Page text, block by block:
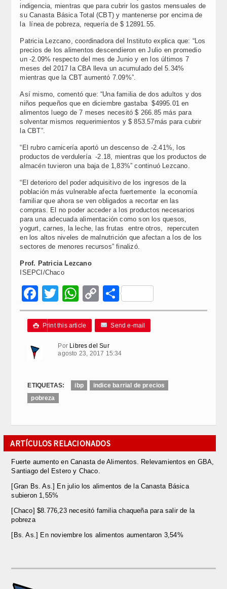
indigencia, mientras que para cubrir los gastos mensuales de
su Canasta Básica Total (CBT) y mantenerse por encima de
la línea de pobreza, requería de $ 12891.55.
Patricia Lezcano, coordinadora del Instituto explica que: “Los
precios de los alimentos descendieron en Julio en promedio
un -2.09% respecto del mes de Junio y en los últimos 7
meses del 2017 la CBA lleva un acumulado del 5.34%
mientras que la CBT aumentó 7.09%”.
Así mismo, comentó que: “Una familia de dos adultos y dos
niños pequeños que en diciembre gastaba $4995.01 en
alimentos luego de 7 meses necesitó $ 266.85 más para
solventar mismos requerimientos y $ 853.57más para cubrir
la CBT”.
“El rubro carnicería aportó un descenso de -2.41%, los
productos de verdulería -2.18, mientras que los productos de
almacén tuvieron una baja de 1,83%” continuó Lezcano.
“El deterioro del poder adquisitivo de los ingresos de la
población más vulnerable afecta fuertemente la economía
familiar que ahora se ven obligados a recortar en las
compras. El no poder acceder a los productos necesarios
para una adecuada alimentación como son los quesos,
yogurt, carnes, la leche, las frutas entre otros, repercuten
en los altos niveles de malnutrición que afectan a los de los
sectores de menores recursos” finalizó.
Prof. Patricia Lezcano
ISEPCI/Chaco
Facebook
Twitter
WhatsApp
Copy
Link
Compartir
 Print this article Send e-mail
Por Libres del Sur
agosto 23, 2017 15:34
ETIQUETAS: ibp
indice barrial de precios
pobreza
ARTÍCULOS RELACIONADOS
Fuerte aumento en Canasta de Alimentos. Relevamientos en GBA,
Santiago del Estero y Chaco.
[Gran Bs. As.] En julio los alimentos de la Canasta Básica
subieron 1,55%
[Chaco] $8.776,23 necesitó familia chaqueña para salir de la
pobreza
[Bs. As.] En noviembre los alimentos aumentaron 3,54%